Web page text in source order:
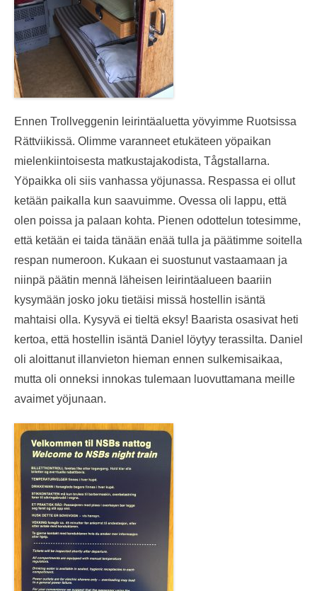
Ennen Trollveggenin leirintäaluetta yövyimme Ruotsissa
Rättviikissä. Olimme varanneet etukäteen yöpaikan
mielenkiintoisesta matkustajakodista, Tågstallarna.
Yöpaikka oli siis vanhassa yöjunassa. Respassa ei ollut
ketään paikalla kun saavuimme. Ovessa oli lappu, että
olen poissa ja palaan kohta. Pienen odottelun totesimme,
että ketään ei taida tänään enää tulla ja päätimme soitella
respan numeroon. Kukaan ei suostunut vastaamaan ja
niinpä päätin mennä läheisen leirintäalueen baariin
kysymään josko joku tietäisi missä hostellin isäntä
mahtaisi olla. Kysyvä ei tieltä eksy! Baarista osasivat heti
kertoa, että hostellin isäntä Daniel löytyy terassilta. Daniel
oli aloittanut illanvieton hieman ennen sulkemisaikaa,
mutta oli onneksi innokas tulemaan luovuttamana meille
avaimet yöjunaan.